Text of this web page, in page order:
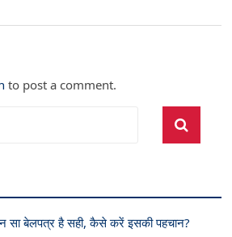
to post a comment.
सा बेलपत्र है सही, कैसे करें इसकी पहचान?